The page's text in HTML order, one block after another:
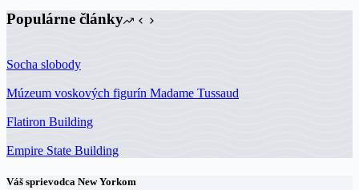
Populárne články
Socha slobody
Múzeum voskových figurín Madame Tussaud
Flatiron Building
Empire State Building
Váš sprievodca New Yorkom